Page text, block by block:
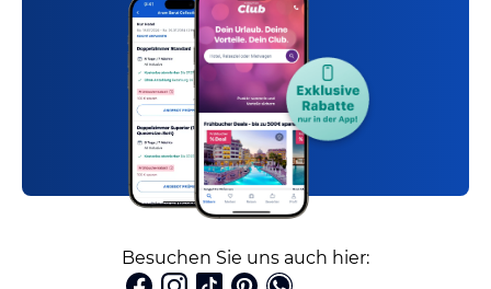
Besuchen Sie uns auch hier: